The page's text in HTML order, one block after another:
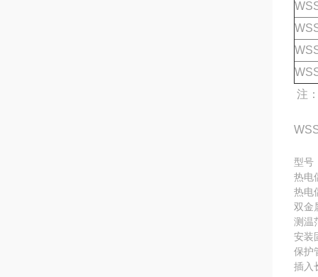
注
热电
热电
双金
测温
安装
保护
插入